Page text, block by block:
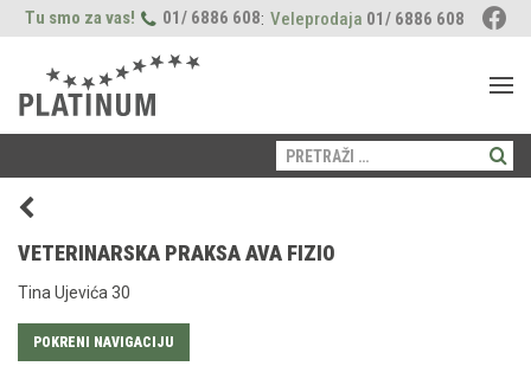
Tu smo za vas! 01/ 6886 608: Veleprodaja 01/ 6886 608
Pretraži:
PAS
Fleischsaftgarung
Prehrana
Opći savjeti
Proizvodi
Suha hrana
Njega
Freshmeatdryer
Prehrana
LOKACIJE
O NAMA
Naši momenti
VETERINARSKA PRAKSA AVA FIZIO
Tina Ujevića 30
POKRENI NAVIGACIJU